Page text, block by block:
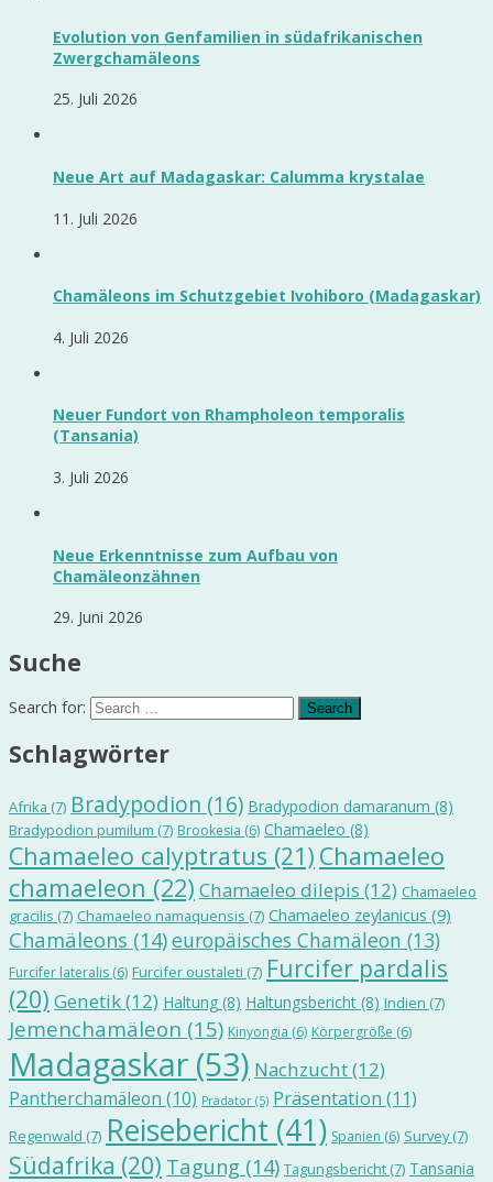
Evolution von Genfamilien in südafrikanischen
Zwergchamäleons
25. Juli 2026
Neue Art auf Madagaskar: Calumma krystalae
11. Juli 2026
Chamäleons im Schutzgebiet Ivohiboro (Madagaskar)
4. Juli 2026
Neuer Fundort von Rhampholeon temporalis
(Tansania)
3. Juli 2026
Neue Erkenntnisse zum Aufbau von
Chamäleonzähnen
29. Juni 2026
Suche
Search for:
Schlagwörter
Afrika (7) Bradypodion (16) Bradypodion damaranum (8)
Bradypodion pumilum (7) Brookesia (6) Chamaeleo (8)
Chamaeleo calyptratus (21) Chamaeleo
chamaeleon (22) Chamaeleo dilepis (12) Chamaeleo
gracilis (7) Chamaeleo namaquensis (7) Chamaeleo zeylanicus (9)
Chamäleons (14)europäisches Chamäleon (13)
Furcifer lateralis (6) Furcifer oustaleti (7) Furcifer pardalis
(20) Genetik(12) Haltung (8) Haltungsbericht (8) Indien (7)
Jemenchamäleon (15) Kinyongia (6) Körpergröße (6)
Madagaskar (53) Nachzucht(12)
Pantherchamäleon (10) Prädator (5) Präsentation (11)
Regenwald (7) Reisebericht (41) Spanien (6) Survey(7)
Südafrika (20) Tagung (14) Tagungsbericht (7) Tansania